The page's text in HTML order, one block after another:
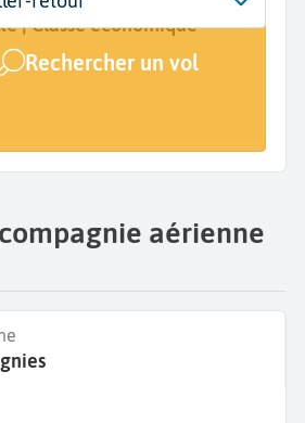
d'Azur (NCE)
votre voyage
| Classe économique
Rechercher un vol
aérienne